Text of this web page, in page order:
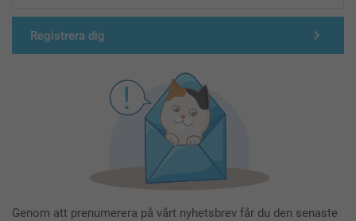
Registrera dig
Genom att prenumerera på vårt nyhetsbrev får du den senaste